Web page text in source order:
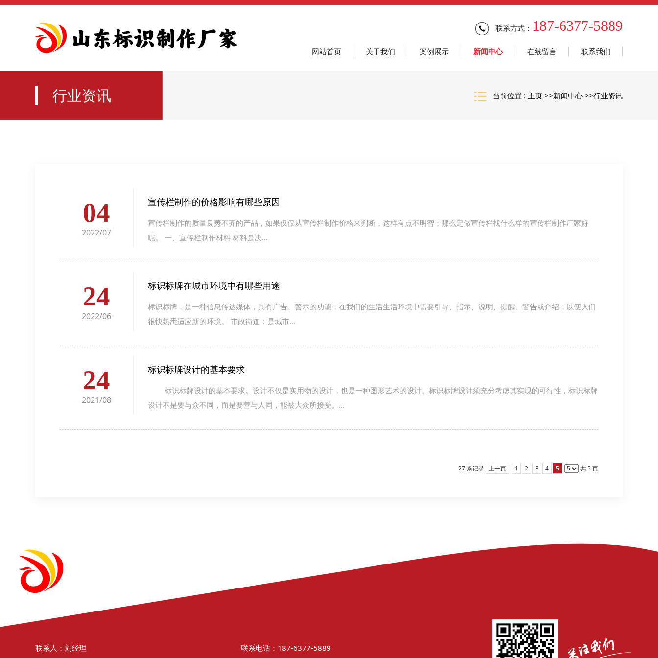
联系方式： 187-6377-5889
网站首页 关于我们 案例展示 新闻中心 在线留言 联系我们
行业资讯 当前位置 : 主页 >>新闻中心 >>行业资讯
04
2022/07
宣传栏制作的价格影响有哪些原因
宣传栏制作的质量良莠不齐的产品，如果仅仅从宣传栏制作价格来判断，这样有点不明智；那么定做宣传栏找什么样的宣传栏制作厂家好
呢。 一、宣传栏制作材料 材料是决...
24
2022/06
标识标牌在城市环境中有哪些用途
标识标牌，是一种信息传达媒体，具有广告、警示的功能，在我们的生活生活环境中需要引导、指示、说明、提醒、警告或介绍，以便人们
很快熟悉适应新的环境。 市政街道：是城市...
24
2021/08
标识标牌设计的基本要求
标识标牌设计的基本要求。设计不仅是实用物的设计，也是一种图形艺术的设计。标识标牌设计须充分考虑其实现的可行性，标识标牌
设计不是要与众不同，而是要善与人同，能被大众所接受。...
27 条记录 上一页 1 2 3 4 5 共 5 页
联系人：刘经理 联系电话：187-6377-5889